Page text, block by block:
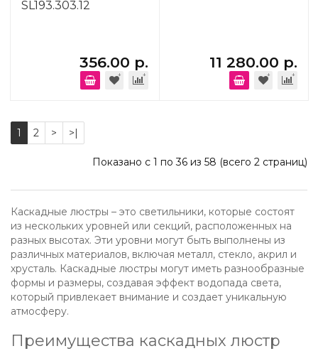
SL193.303.12
356.00 р. 11 280.00 р.
1 2 > >|
Показано с 1 по 36 из 58 (всего 2 страниц)
Каскадные люстры – это светильники, которые состоят
из нескольких уровней или секций, расположенных на
разных высотах. Эти уровни могут быть выполнены из
различных материалов, включая металл, стекло, акрил и
хрусталь. Каскадные люстры могут иметь разнообразные
формы и размеры, создавая эффект водопада света,
который привлекает внимание и создает уникальную
атмосферу.
Преимущества каскадных люстр